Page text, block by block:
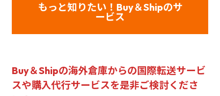
もっと知りたい！Buy＆Shipのサ
ービス
Buy＆Shipの海外倉庫からの国際転送サービ
スや購入代行サービスを是非ご検討くださ